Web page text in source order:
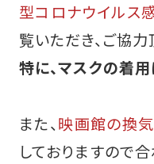
型コロナウイルス
覧いただき、ご協
特に、マスクの着
また、映画館の換
しておりますので